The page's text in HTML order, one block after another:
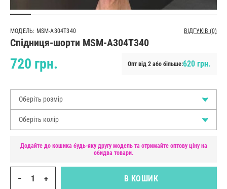
МОДЕЛЬ: MSM-A304T340 ВІДГУКІВ (0)
Спідниця-шорти MSM-A304T340
720 грн. Опт від 2 або більше:620 грн.
Оберіть розмір
Оберіть колір
Додайте до кошика будь-яку другу модель та отримайте оптову ціну на
обидва товари.
− + В КОШИК